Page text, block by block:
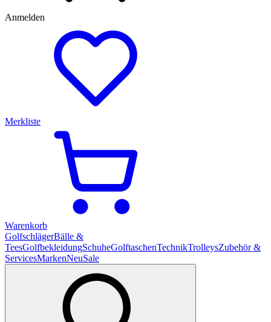
Anmelden
Merkliste
Warenkorb
GolfschlägerBälle &
TeesGolfbekleidungSchuheGolftaschenTechnikTrolleysZubehör &
ServicesMarkenNeuSale